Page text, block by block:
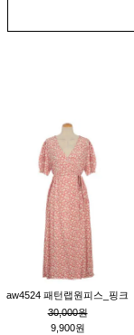
aw4524 패턴랩원피스_핑크
30,000원
9,900원